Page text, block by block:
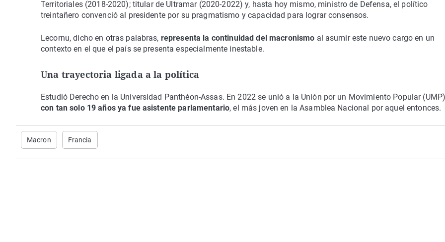
Territoriales (2018-2020); titular de Ultramar (2020-2022) y, hasta hoy mismo, ministro de Defensa, el político
treintañero convenció al presidente por su pragmatismo y capacidad para lograr consensos.
Lecornu, dicho en otras palabras, representa la continuidad del macronismo al asumir este nuevo cargo en un
contexto en el que el país se presenta especialmente inestable.
Una trayectoria ligada a la política
Estudió Derecho en la Universidad Panthéon-Assas. En 2022 se unió a la Unión por un Movimiento Popular
con tan solo 19 años ya fue asistente parlamentario, el más joven en la Asamblea Nacional por aquel entonces.
Macron Francia